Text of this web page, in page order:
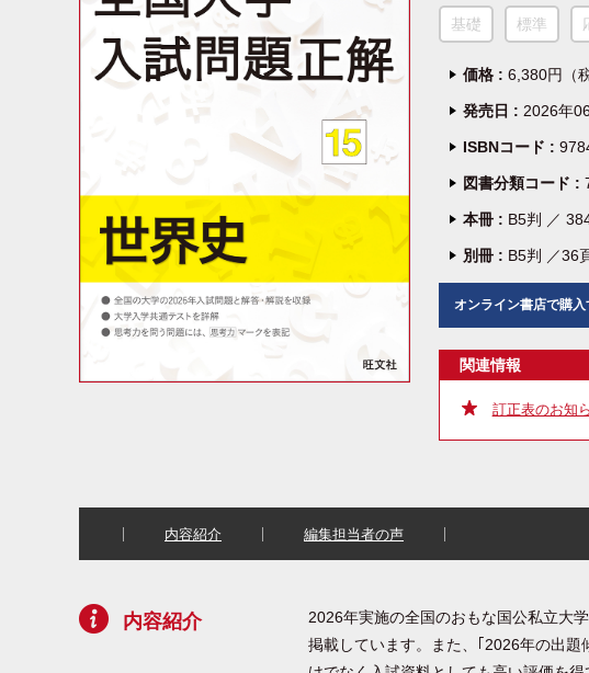
基礎 標準
価格 : 6,380円（
発売日 : 2026年
ISBNコード :
図書分類コード :
本冊 : B5判 ／
別冊 : B5判 ／36
オンライン書店で購入
関連情報
訂正表のお知
内容紹介 編集担当者の声
内容紹介
2026年実施の全国のおもな国公私立大
掲載しています。また、｢2026年の出